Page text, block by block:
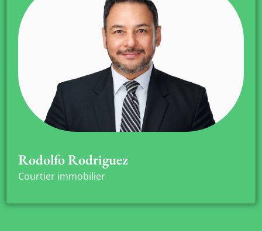
Rodolfo Rodriguez
Courtier immobilier